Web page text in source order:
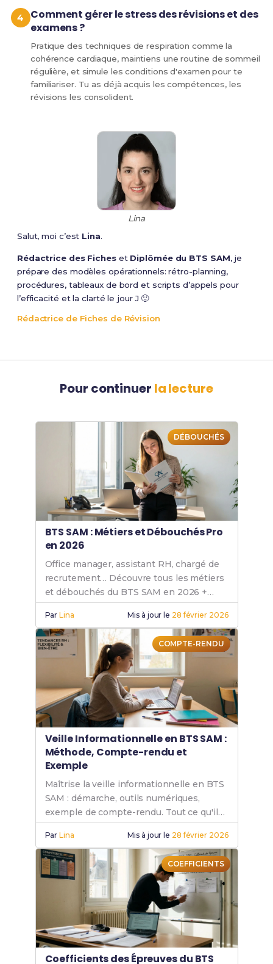
Comment gérer le stress des révisions et des
examens ?
Pratique des techniques de respiration comme la
cohérence cardiaque, maintiens une routine de sommeil
régulière, et simule les conditions d'examen pour te
familiariser. Tu as déjà acquis les compétences, les
révisions les consolident.
Lina
Salut, moi c’est Lina.
Rédactrice des Ficheset Diplômée du BTS SAM, je
prépare des modèles opérationnels: rétro-planning,
procédures, tableaux de bord et scripts d’appels pour
l’efficacité et la clarté le jour J 🙂
Rédactrice de Fiches de Révision
Pour continuer la lecture
DÉBOUCHÉS
BTS SAM : Métiers et Débouchés Pro
en 2026
Office manager, assistant RH, chargé de
recrutement… Découvre tous les métiers
et débouchés du BTS SAM en 2026 +
salaires et taux d'insertion réels.
ParLina Mis à jour le 28 février 2026
COMPTE-RENDU
Veille Informationnelle en BTS SAM :
Méthode, Compte-rendu et
Exemple
Maîtrise la veille informationnelle en BTS
SAM : démarche, outils numériques,
exemple de compte-rendu. Tout ce qu'il
faut savoir pour réussir ton épreuve !
ParLina Mis à jour le 28 février 2026
COEFFICIENTS
Coefficients des Épreuves du BTS